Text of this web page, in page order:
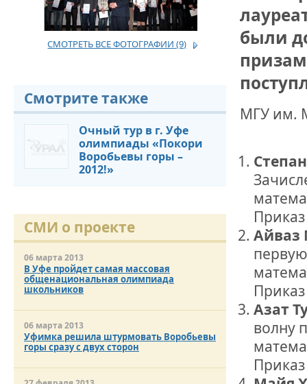
ВНОВЬ О
ДВА
ДО
ЛЮБОЙ
РОССИИ
СМОТРЕТЬ ВСЕ ФОТОГРАФИИ (9)
Смотрите также
Очный тур в г. Уфе
олимпиады «Покори
Воробьевы горы –
2012!»
СМИ о проекте
06 марта 2013
В Уфе пройдет самая массовая
общенациональная олимпиада
школьников
06 марта 2013
Уфимка решила штурмовать Воробьевы
горы сразу с двух сторон
были
МГУ им.
Айваз
Азат
волну